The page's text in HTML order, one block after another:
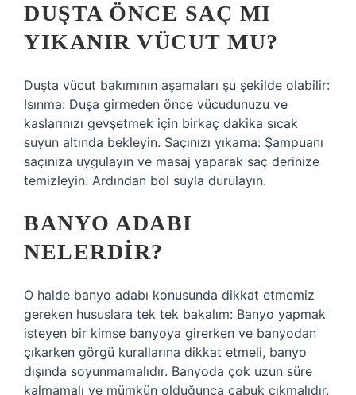
DUŞTA ÖNCE SAÇ MI
YIKANIR VÜCUT MU?
Duşta vücut bakımının aşamaları şu şekilde olabilir:
Isınma: Duşa girmeden önce vücudunuzu ve
kaslarınızı gevşetmek için birkaç dakika sıcak
suyun altında bekleyin. Saçınızı yıkama: Şampuanı
saçınıza uygulayın ve masaj yaparak saç derinize
temizleyin. Ardından bol suyla durulayın.
BANYO ADABI
NELERDIR?
O halde banyo adabı konusunda dikkat etmemiz
gereken hususlara tek tek bakalım: Banyo yapmak
isteyen bir kimse banyoya girerken ve banyodan
çıkarken görgü kurallarına dikkat etmeli, banyo
dışında soyunmamalıdır. Banyoda çok uzun süre
kalmamalı ve mümkün olduğunca çabuk çıkmalıdır.